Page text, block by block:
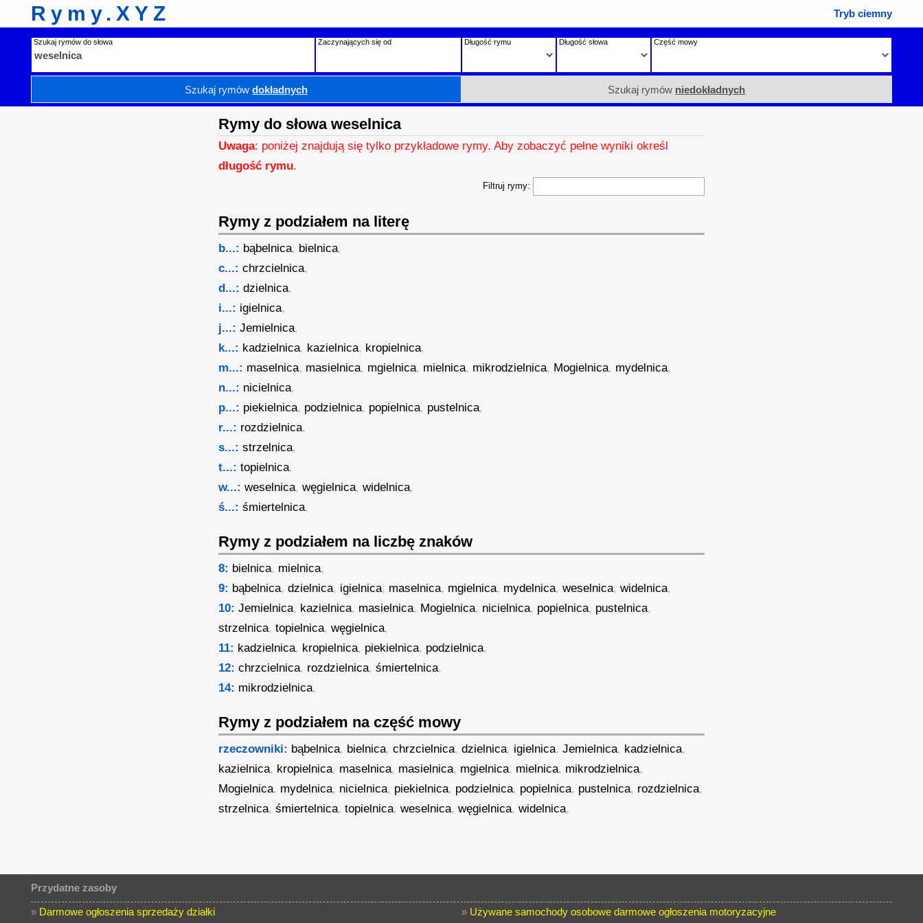
Rymy.XYZ Tryb ciemny
Szukaj rymów do słowa Zaczynających się od Długość rymu Długość słowa Część mowy
Szukaj rymówdokładnych Szukaj rymów niedokładnych
Rymy do słowa weselnica
Uwaga: poniżej znajdują się tylko przykładowe rymy. Aby zobaczyć pełne wyniki określ
długość rymu.
Filtruj rymy:
Rymy z podziałem na literę
b...: bąbelnica, bielnica,
c...: chrzcielnica,
d...: dzielnica,
i...: igielnica,
j...: Jemielnica,
k...: kadzielnica, kazielnica, kropielnica,
m...: maselnica, masielnica, mgielnica, mielnica, mikrodzielnica, Mogielnica, mydelnica,
n...: nicielnica,
p...: piekielnica, podzielnica, popielnica, pustelnica,
r...: rozdzielnica,
s...: strzelnica,
t...: topielnica,
w...: weselnica,węgielnica,widelnica,
ś...: śmiertelnica,
Rymy z podziałem na liczbę znaków
8: bielnica, mielnica,
9: bąbelnica,dzielnica, igielnica, maselnica, mgielnica, mydelnica,weselnica,widelnica,
10: Jemielnica, kazielnica, masielnica, Mogielnica, nicielnica, popielnica, pustelnica,
strzelnica,topielnica,węgielnica,
11: kadzielnica, kropielnica, piekielnica, podzielnica,
12: chrzcielnica, rozdzielnica,śmiertelnica,
14: mikrodzielnica,
Rymy z podziałem na część mowy
rzeczowniki: bąbelnica, bielnica,chrzcielnica,dzielnica, igielnica,Jemielnica, kadzielnica,
kazielnica, kropielnica, maselnica, masielnica, mgielnica, mielnica, mikrodzielnica,
Mogielnica, mydelnica, nicielnica, piekielnica, podzielnica, popielnica, pustelnica, rozdzielnica,
strzelnica,śmiertelnica,topielnica,weselnica,węgielnica,widelnica,
Przydatne zasoby
» Darmowe ogłoszenia sprzedaży działki » Używane samochody osobowe darmowe ogłoszenia motoryzacyjne